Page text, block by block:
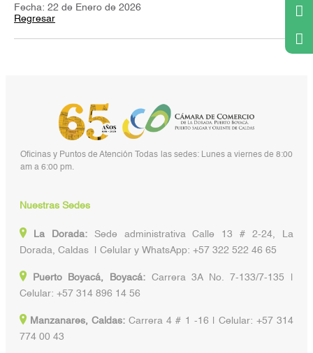
Fecha: 22 de Enero de 2026
Regresar
Oficinas y Puntos de Atención Todas las sedes: Lunes a viernes de 8:00
am a 6:00 pm.
Nuestras Sedes
La Dorada:Sede administrativa Calle 13 # 2-24, La
Dorada, Caldas | Celular y WhatsApp: +57 322 522 46 65
Puerto Boyacá, Boyacá:Carrera 3A No. 7-133/7-135 |
Celular: +57 314 896 14 56
Manzanares, Caldas: Carrera 4 # 1 -16 | Celular: +57 314
774 00 43